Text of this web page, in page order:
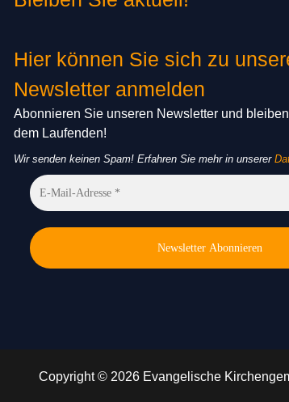
Hier können Sie sich zu
Newsletter anmelden
Abonnieren Sie unseren Newsletter und
dem Laufenden!
Wir senden keinen Spam! Erfahren Sie mehr in unserer
Copyright © 2026 Evangelische